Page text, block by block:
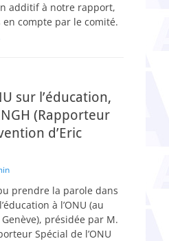
additif à notre rapport,
compte par le comité.
sur l’éducation,
(Rapporteur
d’Eric
prendre la parole dans
à l’ONU (au
présidée par M.
Spécial de l’ONU